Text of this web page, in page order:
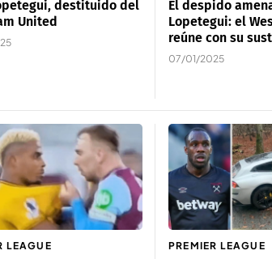
destituido del
United
El despido
Lopetegui: el
reúne con su
07/01/2025
LEAGUE PREMIER LEAGUE